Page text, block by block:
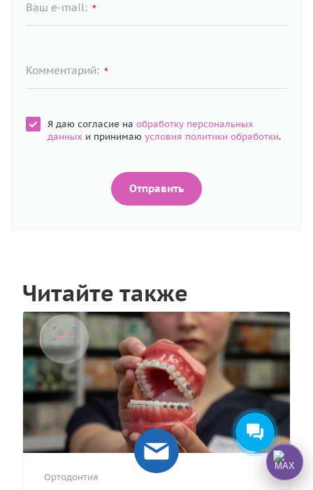
Ваш e-mail: *
Комментарий: *
Я даю согласие на обработку персональных
данных и принимаю условия политики обработки.
Отправить
Читайте также
Ортодонтия